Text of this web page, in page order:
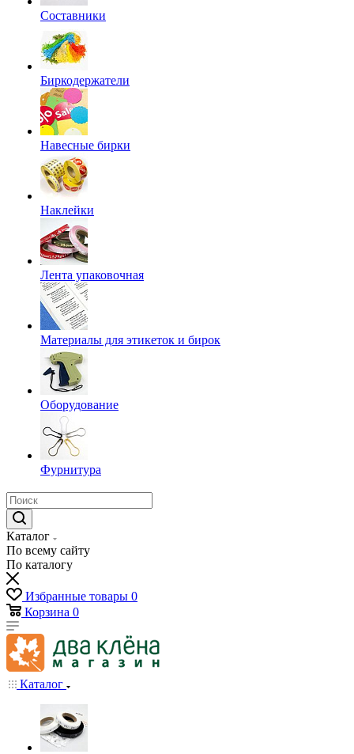
Составники
Биркодержатели
Навесные бирки
Наклейки
Лента упаковочная
Материалы для этикеток и бирок
Оборудование
Фурнитура
Каталог
По всему сайту
По каталогу
Избранные товары 0
Корзина 0
Каталог